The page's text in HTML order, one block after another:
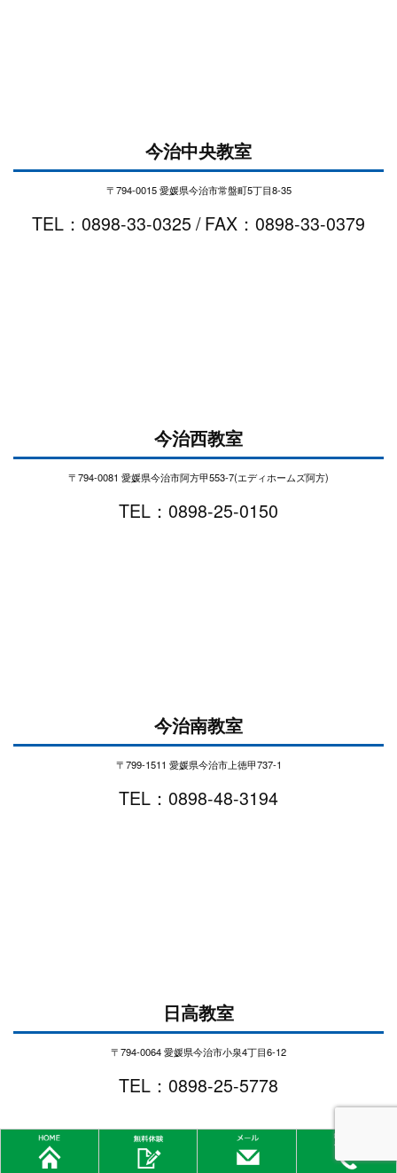
今治中央教室
〒794-0015 愛媛県今治市常盤町5丁目8-35
TEL：0898-33-0325 / FAX：0898-33-0379
今治西教室
〒794-0081 愛媛県今治市阿方甲553-7(エディホームズ阿方)
TEL：0898-25-0150
今治南教室
〒799-1511 愛媛県今治市上徳甲737-1
TEL：0898-48-3194
日高教室
〒794-0064 愛媛県今治市小泉4丁目6-12
TEL：0898-25-5778